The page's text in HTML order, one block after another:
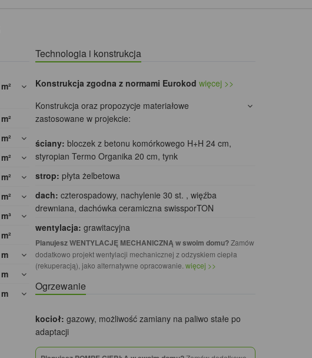
m²
m²
m²
m²
m²
m²
m³
m²
m
m
m
Technologia i konstrukcja
Konstrukcja zgodna z normami Eurokod więcej >>
Konstrukcja oraz propozycje materiałowe
zastosowane w projekcie:
ściany: bloczek z betonu komórkowego H+H 24 cm,
styropian Termo Organika 20 cm, tynk
strop: płyta żelbetowa
dach: czterospadowy, nachylenie 30 st. , więźba
drewniana, dachówka ceramiczna swissporTON
wentylacja: grawitacyjna
Planujesz WENTYLACJĘ MECHANICZNĄ w swoim domu?Zamów
dodatkowo projekt wentylacji mechanicznej z odzyskiem ciepła
(rekuperacją), jako alternatywne opracowanie.więcej >>
Ogrzewanie
kocioł: gazowy, możliwość zamiany na paliwo stałe po
adaptacji